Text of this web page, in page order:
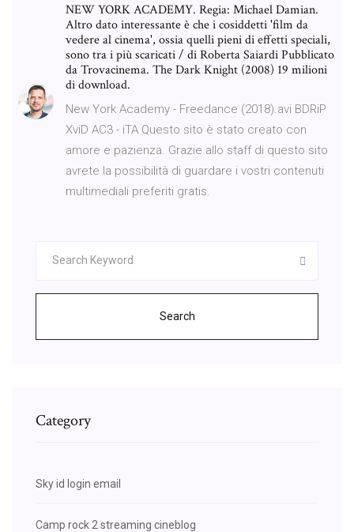
NEW YORK ACADEMY. Regia: Michael Damian.
Altro dato interessante è che i cosiddetti 'film da
vedere al cinema', ossia quelli pieni di effetti speciali,
sono tra i più scaricati / di Roberta Saiardi Pubblicato
da Trovacinema. The Dark Knight (2008) 19 milioni
di download.
New York Academy - Freedance (2018).avi BDRiP
XviD AC3 - iTA Questo sito è stato creato con
amore e pazienza. Grazie allo staff di questo sito
avrete la possibilità di guardare i vostri contenuti
multimediali preferiti gratis.
Search
Category
Sky id login email
Camp rock 2 streaming cineblog